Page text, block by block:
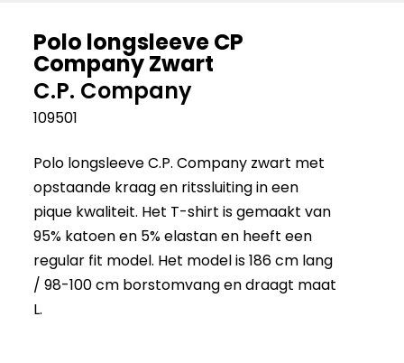
Polo longsleeve CP
Company Zwart
C.P. Company
109501
Polo longsleeve C.P. Company zwart met
opstaande kraag en ritssluiting in een
pique kwaliteit. Het T-shirt is gemaakt van
95% katoen en 5% elastan en heeft een
regular fit model. Het model is 186 cm lang
/ 98-100 cm borstomvang en draagt maat
L.